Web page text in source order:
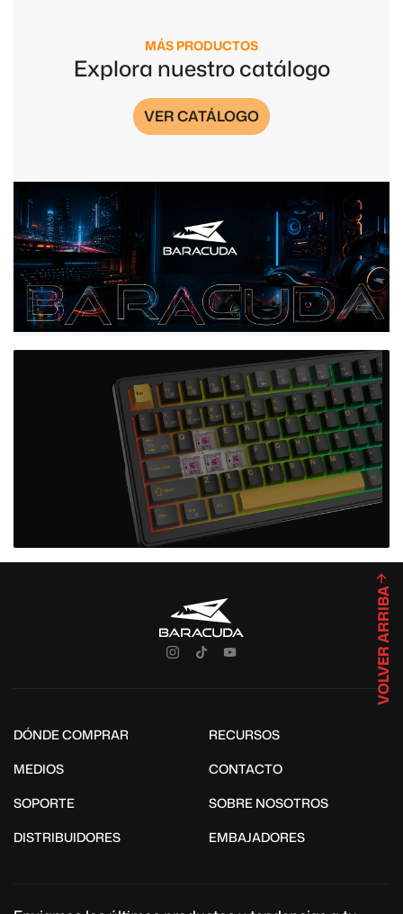
MÁS PRODUCTOS
Explora nuestro catálogo
VER CATÁLOGO
DÓNDE COMPRAR
RECURSOS
MEDIOS
CONTACTO
SOPORTE
SOBRE NOSOTROS
DISTRIBUIDORES
EMBAJADORES
VOLVER ARRIBA